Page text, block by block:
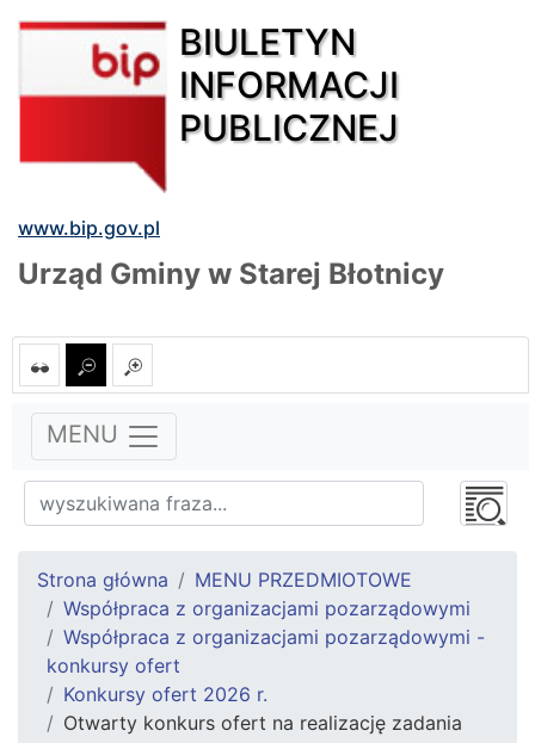
BIULETYN
INFORMACJI
PUBLICZNEJ
www.bip.gov.pl
Urząd Gminy w Starej Błotnicy
MENU
Strona główna
MENU PRZEDMIOTOWE
Współpraca z organizacjami pozarządowymi
Współpraca z organizacjami pozarządowymi -
konkursy ofert
Konkursy ofert 2026 r.
Otwarty konkurs ofert na realizację zadania